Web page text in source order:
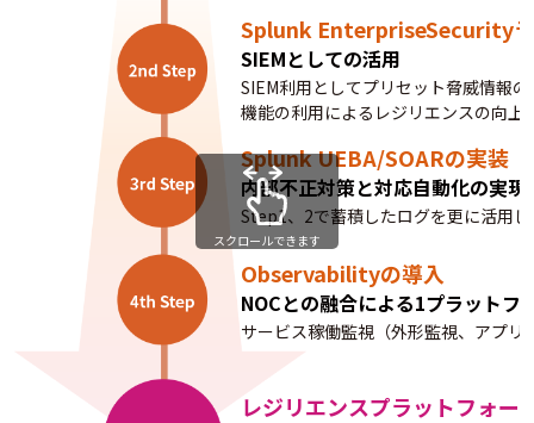
Splunk EnterpriseSecurity
SIEMとしての活用
SIEM利用としてプリセット脅威情報
機能の利用によるレジリエンスの向上
Splunk UEBA/SOARの実装
内部不正対策と対応自動化の実現
Step1、2で蓄積したログを更に活用
Observabilityの導入
NOCとの融合による1プラットフ
サービス稼働監視（外形監視、アプ
レジリエンスプラットフォー
スクロールできます